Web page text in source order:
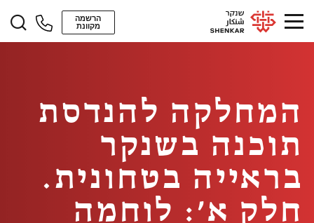
הרשמה
מקוונת
המחלקה להנדסת
תוכנה בשנקר
בראייה בטחונית.
חלק א׳: לוחמה